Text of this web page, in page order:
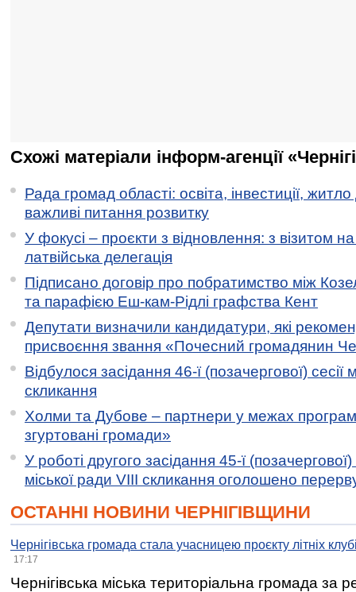
Схожі матеріали інформ-агенції
Рада громад області: освіта, інвестиції,
важливі питання розвитку
У фокусі – проєкти з відновлення: з візитом
латвійська делегація
Підписано договір про побратимство між
та парафією Еш-кам-Рідлі графства Кент
Депутати визначили кандидатури, які
присвоєння звання «Почесний громадянин
Відбулося засідання 46-ї (позачергової) сесії
скликання
Холми та Дубове – партнери у межах
згуртовані громади»
У роботі другого засідання 45-ї (позачергової)
міської ради VIII скликання оголошено
ОСТАННІ НОВИНИ ЧЕРНІГІВЩИНИ
Чернігівська громада стала учасницею проєкту літніх
17:17
Чернігівська міська територіальна громада за